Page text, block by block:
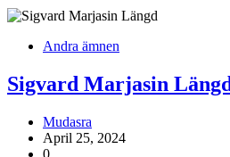
Andra ämnen
Sigvard Marjasin Längd
Mudasra
April 25, 2024
0